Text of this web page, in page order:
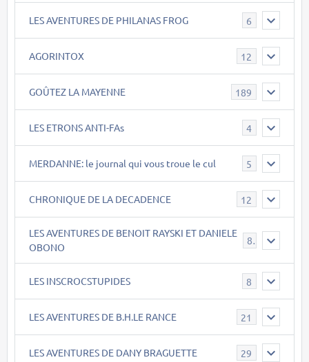
LES AVENTURES DE PHILANAS FROG 6
AGORINTOX 12
GOÛTEZ LA MAYENNE 189
LES ETRONS ANTI-FAs 4
MERDANNE: le journal qui vous troue le cul 5
CHRONIQUE DE LA DECADENCE 12
LES AVENTURES DE BENOIT RAYSKI ET DANIELE
OBONO
8
LES INSCROCSTUPIDES 8
LES AVENTURES DE B.H.LE RANCE 21
LES AVENTURES DE DANY BRAGUETTE 29